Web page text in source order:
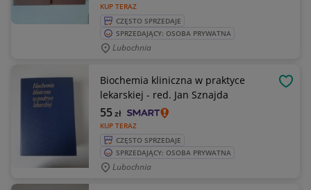
KUP TERAZ
CZĘSTO SPRZEDAJE
SPRZEDAJĄCY: OSOBA PRYWATNA
Lubochnia
Biochemia kliniczna w praktyce
lekarskiej - red. Jan Sznajda
KUP TERAZ
55zł
CZĘSTO SPRZEDAJE
SPRZEDAJĄCY: OSOBA PRYWATNA
Lubochnia